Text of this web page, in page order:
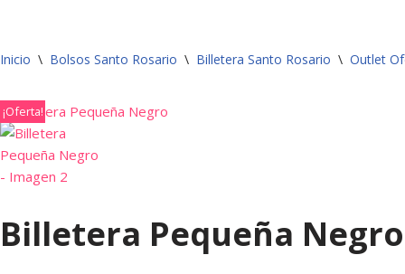
Inicio \ Bolsos Santo Rosario \ Billetera Santo Rosario \ Outlet
¡Oferta!
Billetera Pequeña Negro